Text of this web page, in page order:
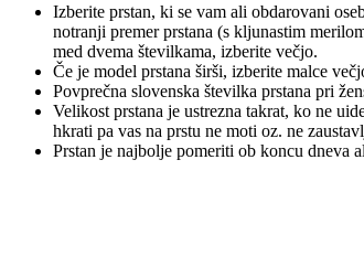
Izberite prstan, ki se vam ali obdarovani
notranji premer prstana (s kljunastim
med dvema številkama, izberite večjo.
Če je model prstana širši, izberite malce
Povprečna slovenska številka prstana pri
Velikost prstana je ustrezna takrat, ko ne
hkrati pa vas na prstu ne moti oz. ne
Prstan je najbolje pomeriti ob koncu dneva